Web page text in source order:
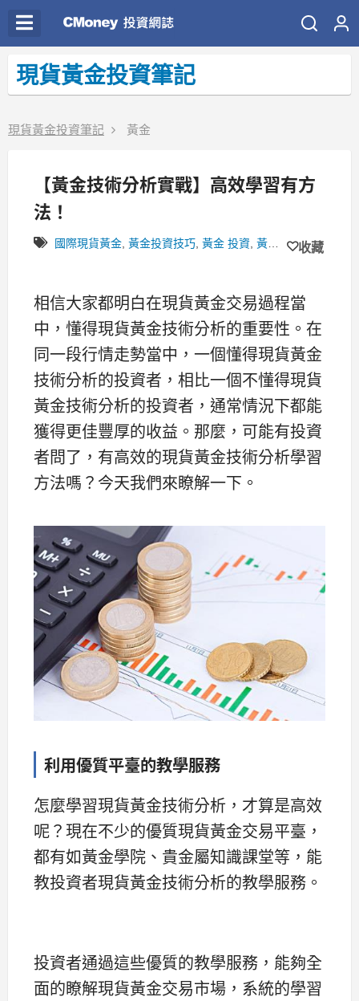
現貨黃金投資筆記
現貨黃金投資筆記 黃金
【黃金技術分析實戰】高效學習有方
法！
國際現貨黃金 黃金投資技巧 黃金 投資 黃金 買賣 方法 收藏
相信大家都明白在現貨黃金交易過程當
中，懂得現貨黃金技術分析的重要性。在
同一段行情走勢當中，一個懂得現貨黃金
技術分析的投資者，相比一個不懂得現貨
黃金技術分析的投資者，通常情況下都能
獲得更佳豐厚的收益。那麼，可能有投資
者問了，有高效的現貨黃金技術分析學習
方法嗎？今天我們來瞭解一下。
利用優質平臺的教學服務
怎麼學習現貨黃金技術分析，才算是高效
呢？現在不少的優質現貨黃金交易平臺，
都有如黃金學院、貴金屬知識課堂等，能
教投資者現貨黃金技術分析的教學服務。
投資者通過這些優質的教學服務，能夠全
面的瞭解現貨黃金交易市場，系統的學習